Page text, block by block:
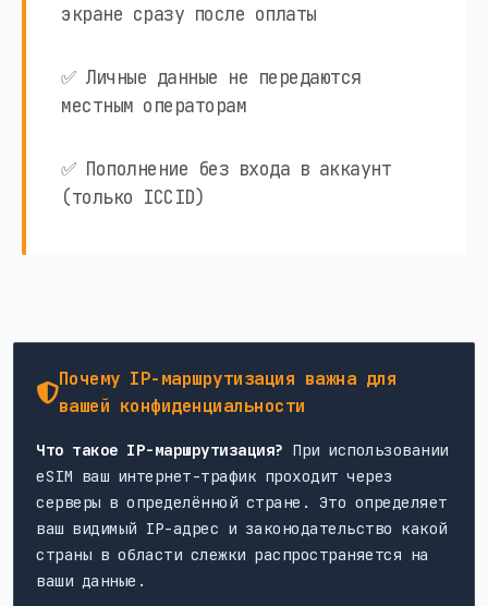
экране сразу после оплаты
✅ Личные данные не передаются
местным операторам
✅ Пополнение без входа в аккаунт
(только ICCID)
Почему IP-маршрутизация важна для
вашей конфиденциальности
Что такое IP-маршрутизация? При использовании
eSIM ваш интернет-трафик проходит через
серверы в определённой стране. Это определяет
ваш видимый IP-адрес и законодательство какой
страны в области слежки распространяется на
ваши данные.